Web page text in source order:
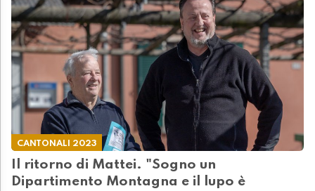
CANTONALI 2023
Il ritorno di Mattei. "Sogno un
Dipartimento Montagna e il lupo è